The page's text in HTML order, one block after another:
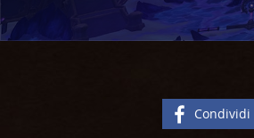
Condividi